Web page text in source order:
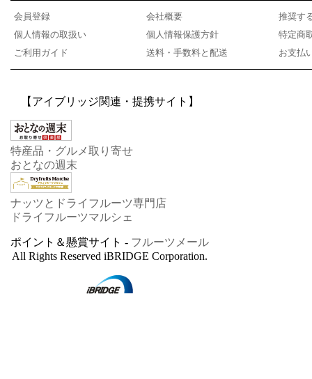
会員登録 会社概要
推奨す
個人情報の取扱い
個人情報保護方針
特定商
ご利用ガイド
送料・手数料と配送 お支払
【アイブリッジ関連・提携サイト】
特産品・グルメ取り寄せ
おとなの週末
ナッツとドライフルーツ専門店
ドライフルーツマルシェ
ポイント＆懸賞サイト - フルーツメール
All Rights Reserved iBRIDGE Corporation.